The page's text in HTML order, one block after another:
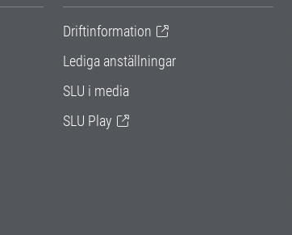
Driftinformation
Lediga anställningar
SLU i media
SLU Play